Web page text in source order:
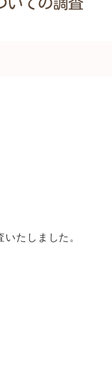
たしました。